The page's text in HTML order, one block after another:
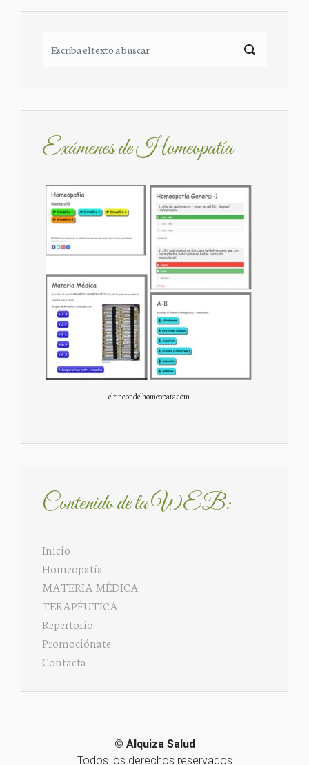
Exámenes de Homeopatía
elrincondelhomeopata.com
Contenido de la WEB:
Inicio
Homeopatía
MATERIA MÉDICA
TERAPÉUTICA
Repertorio
Promociónate
Contacta
© Alquiza Salud
Todos los derechos reservados